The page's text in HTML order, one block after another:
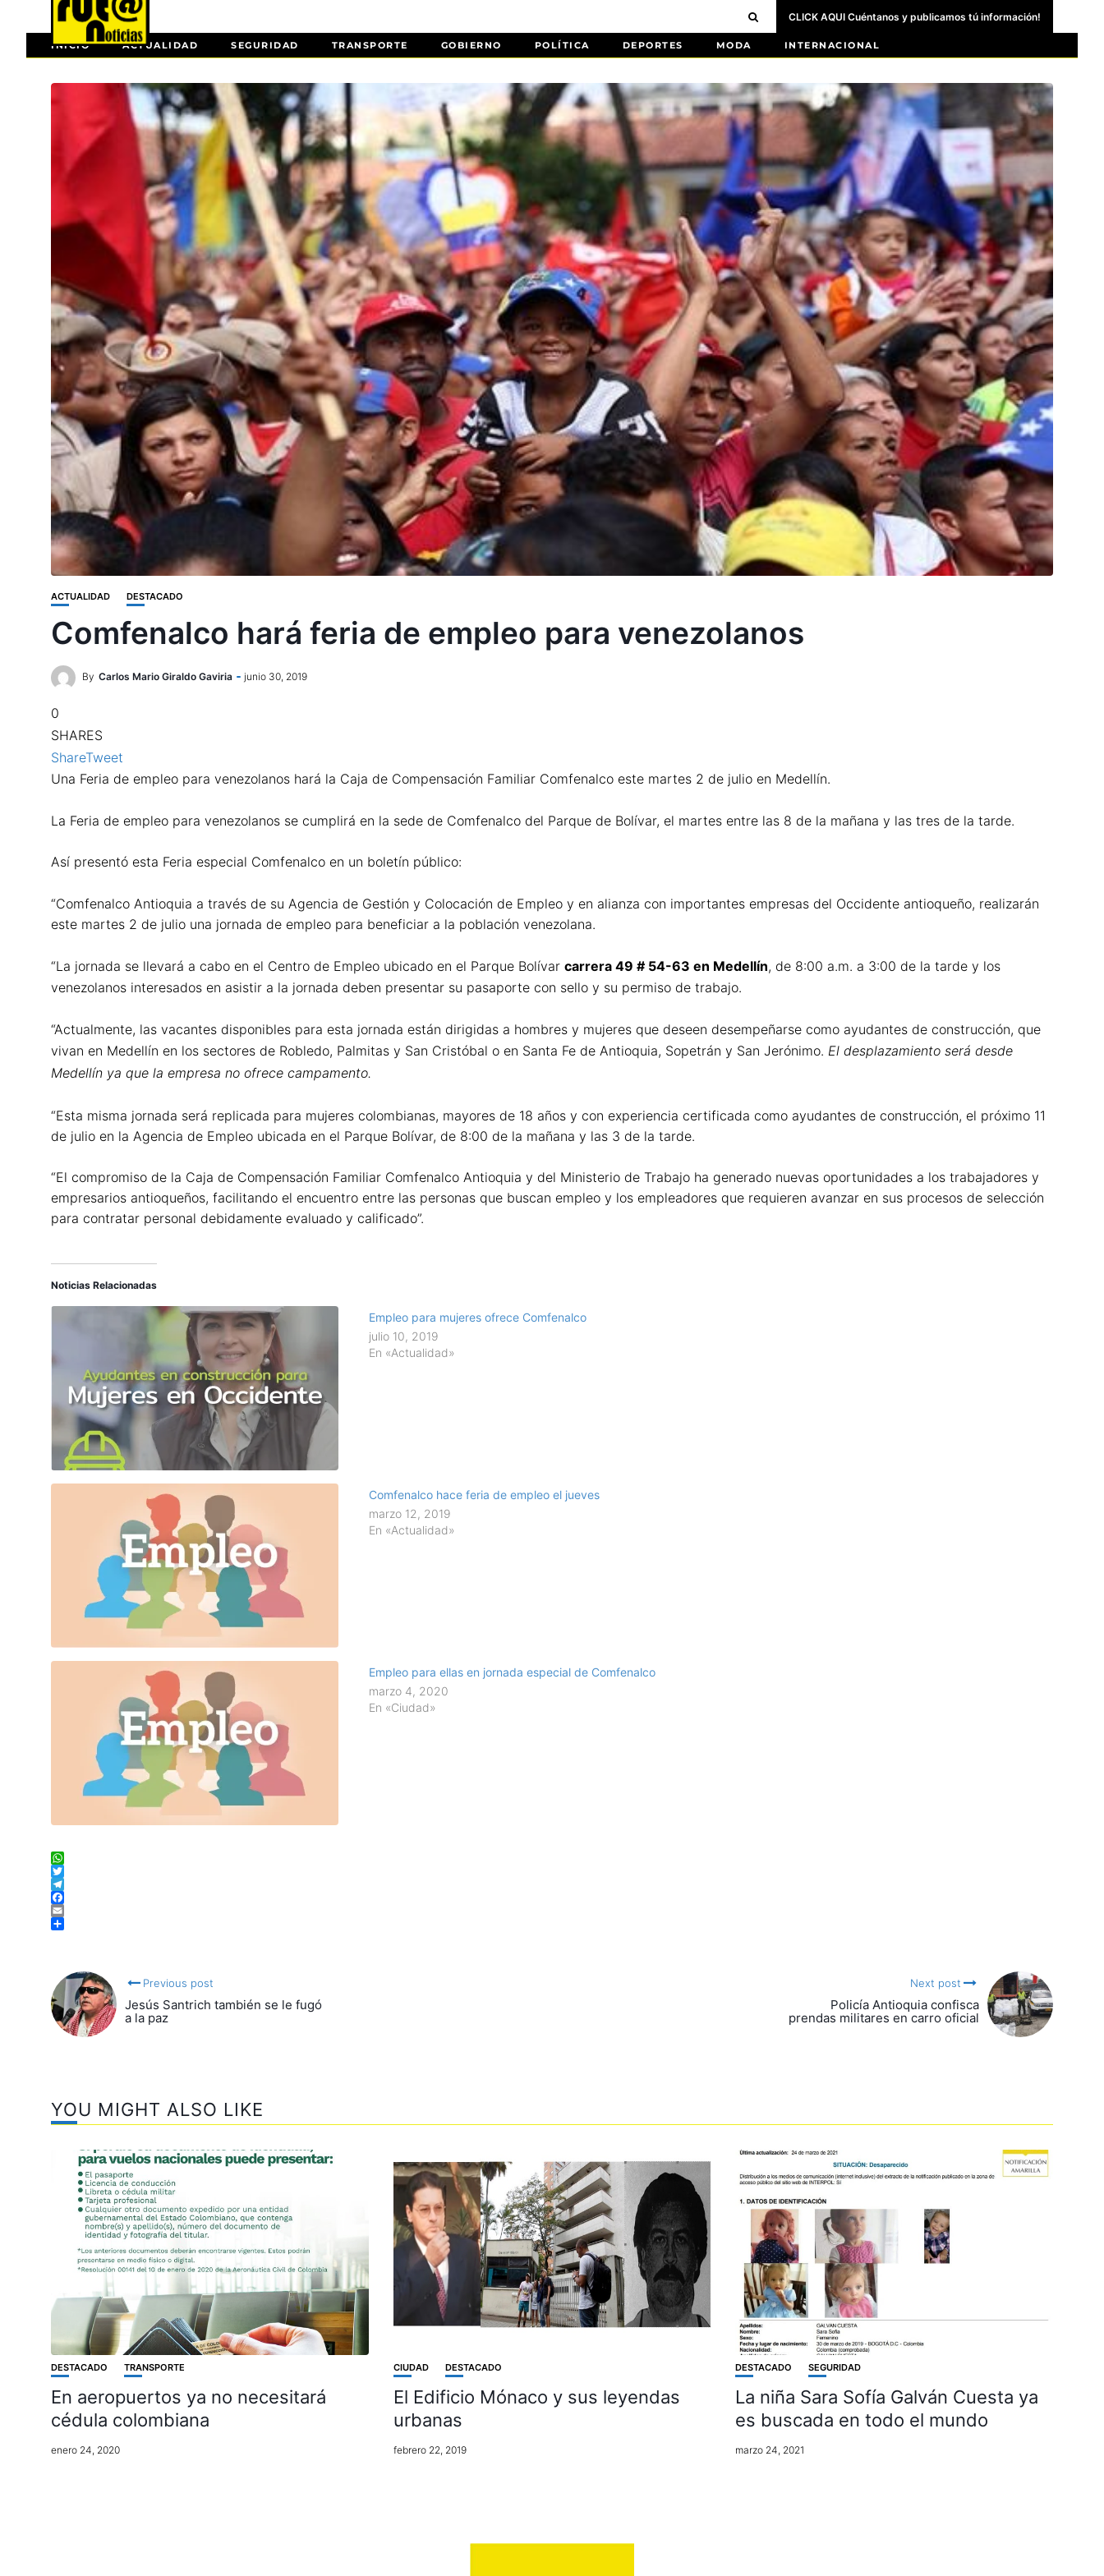
CLICK AQUI Cuéntanos y publicamos tú información!
INICIO ACTUALIDAD SEGURIDAD TRANSPORTE GOBIERNO POLÍTICA DEPORTES MODA INTERNACIONAL
ACTUALIDAD DESTACADO
Comfenalco hará feria de empleo para venezolanos
By Carlos Mario Giraldo Gaviria junio 30, 2019
0
SHARES
ShareTweet
Una Feria de empleo para venezolanos hará la Caja de Compensación Familiar Comfenalco este martes 2 de julio en Medellín.
La Feria de empleo para venezolanos se cumplirá en la sede de Comfenalco del Parque de Bolívar, el martes entre las 8 de la mañana y las tres de la tarde.
Así presentó esta Feria especial Comfenalco en un boletín público:
“Comfenalco Antioquia a través de su Agencia de Gestión y Colocación de Empleo y en alianza con importantes empresas del Occidente antioqueño, realizarán
este martes 2 de julio una jornada de empleo para beneficiar a la población venezolana.
“La jornada se llevará a cabo en el Centro de Empleo ubicado en el Parque Bolívar carrera 49 # 54-63 en Medellín, de 8:00 a.m. a 3:00 de la tarde y los
venezolanos interesados en asistir a la jornada deben presentar su pasaporte con sello y su permiso de trabajo.
“Actualmente, las vacantes disponibles para esta jornada están dirigidas a hombres y mujeres que deseen desempeñarse como ayudantes de construcción, que
vivan en Medellín en los sectores de Robledo, Palmitas y San Cristóbal o en Santa Fe de Antioquia, Sopetrán y San Jerónimo. El desplazamiento será desde
Medellín ya que la empresa no ofrece campamento.
“Esta misma jornada será replicada para mujeres colombianas, mayores de 18 años y con experiencia certificada como ayudantes de construcción, el próximo 11
de julio en la Agencia de Empleo ubicada en el Parque Bolívar, de 8:00 de la mañana y las 3 de la tarde.
“El compromiso de la Caja de Compensación Familiar Comfenalco Antioquia y del Ministerio de Trabajo ha generado nuevas oportunidades a los trabajadores y
empresarios antioqueños, facilitando el encuentro entre las personas que buscan empleo y los empleadores que requieren avanzar en sus procesos de selección
para contratar personal debidamente evaluado y calificado”.
Noticias Relacionadas
Empleo para mujeres ofrece Comfenalco
julio 10, 2019
En «Actualidad»
Comfenalco hace feria de empleo el jueves
marzo 12, 2019
En «Actualidad»
Empleo para ellas en jornada especial de Comfenalco
marzo 4, 2020
En «Ciudad»
WhatsApp
Twitter
Telegram
Facebook
Email
Previous post
Jesús Santrich también se le fugó
a la paz
Next post
Policía Antioquia confisca
prendas militares en carro oficial
YOU MIGHT ALSO LIKE
DESTACADO TRANSPORTE
En aeropuertos ya no necesitará
cédula colombiana
enero 24, 2020
CIUDAD DESTACADO
El Edificio Mónaco y sus leyendas
urbanas
febrero 22, 2019
DESTACADO SEGURIDAD
La niña Sara Sofía Galván Cuesta ya
es buscada en todo el mundo
marzo 24, 2021